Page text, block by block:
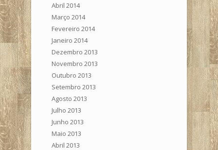
Abril 2014
Março 2014
Fevereiro 2014
Janeiro 2014
Dezembro 2013
Novembro 2013
Outubro 2013
Setembro 2013
Agosto 2013
Julho 2013
Junho 2013
Maio 2013
Abril 2013